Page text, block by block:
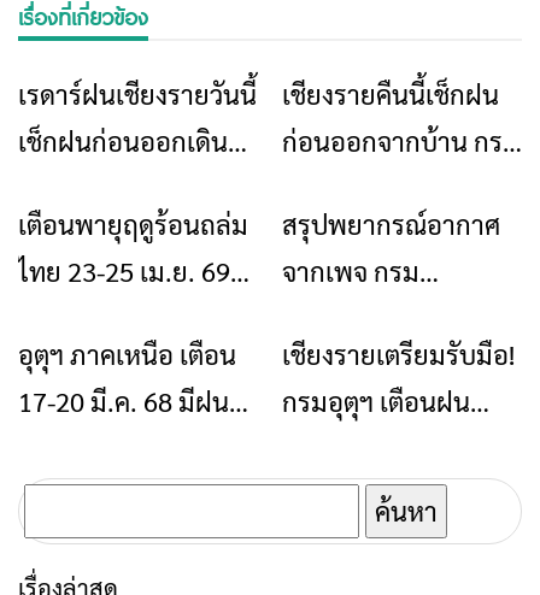
เรื่องที่เกี่ยวข้อง
ข่าวเชียงราย
เรดาร์ฝนเชียงรายวันนี้
เช็กฝนก่อนออกเดิน
ง่าย
ข่าวเชียงราย
เชียงรายคืนนี้เช็กฝน
ก่อนออกจากบ้าน กรม
ข่าวเชียงราย
เตือนพายุฤดูร้อนถล่ม
ไทย 23-25 เม.ย. 69
กรุงเทพฯโดนด้วย ฝน
ฟ้าคะนอง ลมกระโชก
ข่าวเชียงราย
สรุปพยากรณ์อากาศ
จากเพจ กรม
พยากรณ์อากาศ
ประจำวันที่ 20
05.00 น.
ข่าวเชียงราย
อุตุฯ ภาคเหนือ เตือน
17-20 มี.ค. 68 มีฝน
เชียงรายไม่อยู่ในพื้นที่
ได้รับผลกระทบ
ข่าวเชียงราย
เชียงรายเตรียมรับมือ!
กรมอุตุฯ เตือนฝน
กันยายน
ค้นหา
สำหรับ:
เรื่องล่าสุด